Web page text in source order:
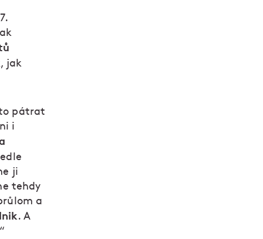
jak
pátrat
i
ji
tehdy
a
. A